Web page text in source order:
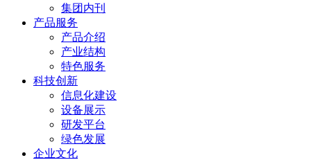
集团内刊
产品服务
产品介绍
产业结构
特色服务
科技创新
信息化建设
设备展示
研发平台
绿色发展
企业文化